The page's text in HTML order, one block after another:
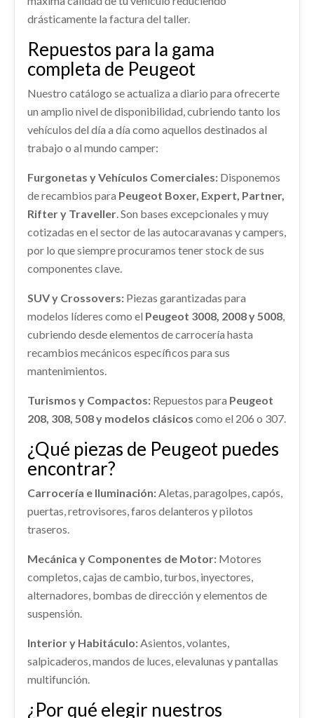
130
Ref: 2375231 OEM: 96779895TW
61,82 €
LLANTA 96779895TW
LLANTA 96779895TW usado.
PEUGEOT 308 II (LB_, LP_, LW_, LH_, L3_) 1.2 THP
130
Ref: 2317652
61,82 € shopping_cart
REFUERZO PARAGOLPES DELANTERO
PEUGEOT 308 II (LB_, LP_, LW_, LH_, L3_) 1.2 THP
2289772
Consultar
RETROVISOR DERECHO 98261675XT
RETROVISOR DERECHO 98261675XT usado.
130
CERRADURA PUERTA DELANTERA
IZQUIERDA 9810309480
CERRADURA PUERTA DELANTERA... usado.
PEUGEOT 308 II (LB_, LP_, LW_, LH_, L3_) 1.2 THP
130
2312689
35,42 €
MANGUETA DELANTERA DERECHA
MANGUETA DELANTERA DERECHA 1647857080
usado.
130
Ref: OEM: 1647857080
Consultar
1647857480
PEUGEOT 308 II (LB_, LP_, LW_, LH_, L3_) 1.2 THP
130
Consultar
CONMUTADOR DE ARRANQUE
CONMUTADOR DE ARRANQUE usado.
130
Consultar
CUADRO INSTRUMENTOS usado.
PEUGEOT 308 II (LB_, LP_, LW_, LH_, L3_) 1.2 THP
AIRBAG CORTINA DELANTERO
IZQUIERDO
AIRBAG CORTINA DELANTERO IZQUIERDO
PEUGEOT 308 II (LB_, LP_, LW_, LH_, L3_) 1.2 THP
130
Ref: 2289736
AIRBAG DELANTERO IZQUIERDO
AIRBAG DELANTERO IZQUIERDO 96783105ZD
usado.
PEUGEOT 308 II (LB_, LP_, LW_, LH_, L3_) 1.2 THP
Consultar
DEPOSITO COMBUSTIBLE 1610837080
PEUGEOT 308 II (LB_, LP_, LW_, LH_, L3_) 1.2 THP
130
Ref: 2289753 OEM: 1610837080
Consultar
INTERCOOLER 9675627980
PEUGEOT 308 II (LB_, LP_, LW_, LH_, L3_) 1.2 THP
130
2289756 OEM: 9675627980
Ref: 2289733 OEM: 1612847680
Consultar
1628565380
AMORTIGUADOR DELANTERO DERECHO...
usado.
PEUGEOT 308 II (LB_, LP_, LW_, LH_, L3_) 1.2 THP
130
Consultar
AMORTIGUADOR DELANTERO
IZQUIERDO 1628565380
AMORTIGUADOR DELANTERO IZQUIERDO...
usado.
drásticamente la factura del taller.
Repuestos para la gama
completa de Peugeot
Nuestro catálogo se actualiza a diario para ofrecerte
un amplio nivel de disponibilidad, cubriendo tanto los
vehículos del día a día como aquellos destinados al
trabajo o al mundo camper:
Furgonetas y Vehículos Comerciales: Disponemos
de recambios para Peugeot Boxer, Expert, Partner,
Rifter y Traveller. Son bases excepcionales y muy
cotizadas en el sector de las autocaravanas y campers,
por lo que siempre procuramos tener stock de sus
componentes clave.
SUV y Crossovers: Piezas garantizadas para
modelos líderes como el Peugeot 3008, 2008 y 5008,
cubriendo desde elementos de carrocería hasta
recambios mecánicos específicos para sus
mantenimientos.
Turismos y Compactos: Repuestos para Peugeot
208, 308, 508 y modelos clásicos como el 206 o 307.
¿Qué piezas de Peugeot puedes
encontrar?
Carrocería e Iluminación:Aletas, paragolpes, capós,
puertas, retrovisores, faros delanteros y pilotos
traseros.
Mecánica y Componentes de Motor: Motores
completos, cajas de cambio, turbos, inyectores,
alternadores, bombas de dirección y elementos de
suspensión.
Interior y Habitáculo:Asientos, volantes,
salpicaderos, mandos de luces, elevalunas y pantallas
multifunción.
¿Por qué elegir nuestros